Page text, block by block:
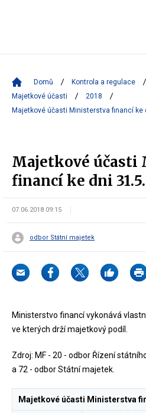
Domů Kontrola a regulace
Majetkové účasti
2018
Majetkové účasti Ministerstva financí ke
Majetkové účasti
financí ke dni
07.06.2018 09:15
odbor Státní majetek
Ministerstvo financí vykonává
ve kterých drží majetkový podíl.
Zdroj: MF - 20 - odbor Řízení
a 72 - odbor Státní majetek.
Majetkové účasti Ministerstva